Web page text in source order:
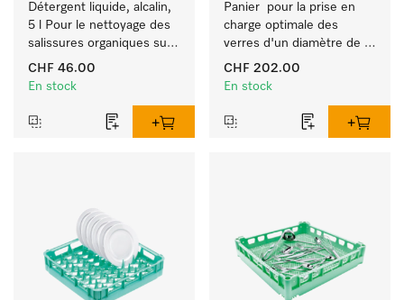
Détergent liquide, alcalin,
5 l Pour le nettoyage des
salissures organiques sur
vaisselle, couverts et
verres.
CHF 46.00
En stock
Panier  pour la prise en
charge optimale des
verres d'un diamètre de 8
cm max.
CHF 202.00
En stock